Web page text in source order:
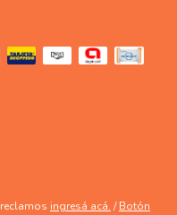
ingresá acá. / Botón